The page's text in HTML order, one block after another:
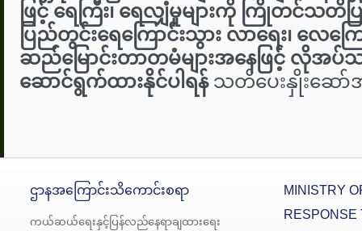
ဖြင့် ရေကြီး၊ ရေလျှံမှုများကို ကြိုတင်သတိပ
ပြည်တွင်းရေကြောင်းသွား လာရေး၊ လေကြ
ဆည်မြောင်းတာတမံများအနေဖြင့် လိုအပ်
ဆောင်ရွက်ထားနိုင်ပါရန်သတိပေးနှိုးဆော်
ဌာနအကြောင်းသိကောင်းစရာ
ကယ်ဆယ်ရေးနှင့်ပြန်လည်နေရာချထားရေး
MINISTRY
RESPONSE